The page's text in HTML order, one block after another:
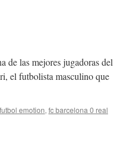
de las mejores jugadoras del
el futbolista masculino que
emotion, fc barcelona 0 real